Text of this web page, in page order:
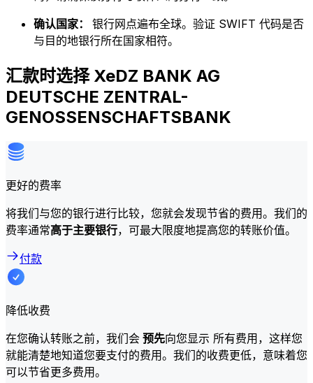
确认国家： 银行网点遍布全球。验证 SWIFT 代码是否
与目的地银行所在国家相符。
汇款时选择 XeDZ BANK AG
DEUTSCHE ZENTRAL-
GENOSSENSCHAFTSBANK
更好的费率
将我们与您的银行进行比较，您就会发现节省的费用。我们的
费率通常高于主要银行，可最大限度地提高您的转账价值。
付款
降低收费
在您确认转账之前，我们会 预先向您显示 所有费用，这样您
就能清楚地知道您要支付的费用。我们的收费更低，意味着您
可以节省更多费用。